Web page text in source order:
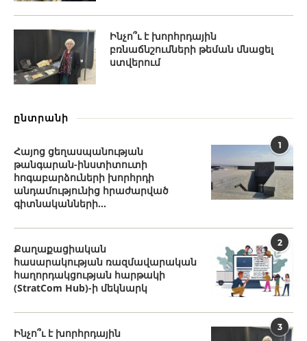
Ինչո՞ւ է խորհրդային
բռնաճնշումների թեման մնացել
ստվերում
ընտրանի
1
Հայոց ցեղասպանության
թանգարան-ինստիտուտի
հոգաբարձուների խորհրդի
անդամությունից հրաժարված
գիտնականների...
2
Քաղաքացիական
հասարակության ռազմավարական
հաղորդակցության հարթակի
(StratCom Hub)-ի մեկնարկ
3
Ինչո՞ւ է խորհրդային